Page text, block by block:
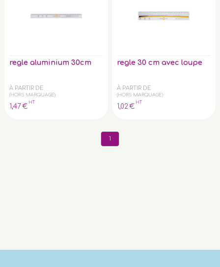
regle aluminium 30cm
À PARTIR DE
(HORS MARQUAGE)
1,47€
HT
regle 30 cm avec loupe
À PARTIR DE
(HORS MARQUAGE)
1,02 €
HT
1